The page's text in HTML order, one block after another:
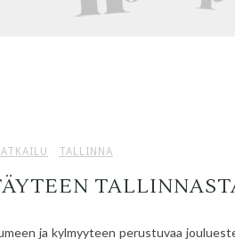
TALLINNA
ja kylmyyteen perustuvaa